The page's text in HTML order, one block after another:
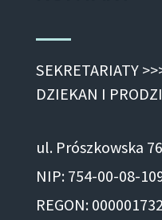
SEKRETARIATY
DZIEKAN I
ul. Prószkowska
NIP: 754-00-08-
REGON: 000001732